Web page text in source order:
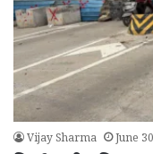
Vijay Sharma June